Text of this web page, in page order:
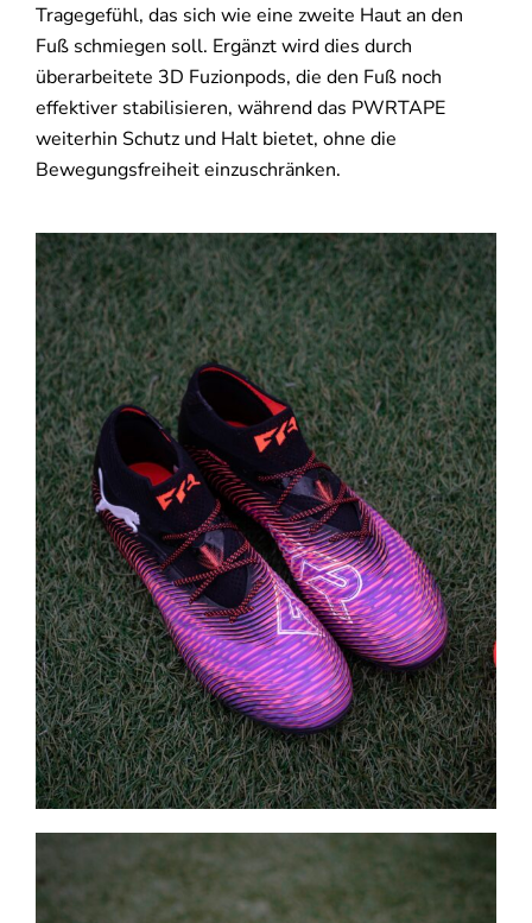
Tragegefühl, das sich wie eine zweite Haut an den
Fuß schmiegen soll. Ergänzt wird dies durch
überarbeitete 3D Fuzionpods, die den Fuß noch
effektiver stabilisieren, während das PWRTAPE
weiterhin Schutz und Halt bietet, ohne die
Bewegungsfreiheit einzuschränken.